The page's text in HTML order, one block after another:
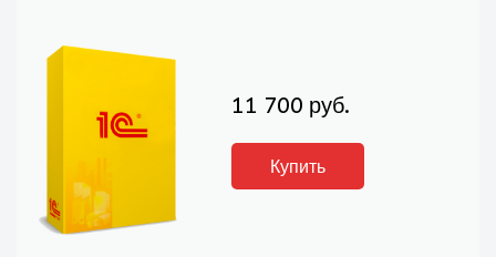
11 700 руб.
Купить